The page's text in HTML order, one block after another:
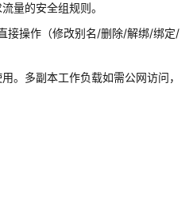
量的安全组规则。
接操作（修改别名/删除/解绑/绑定/
。多副本工作负载如需公网访问，